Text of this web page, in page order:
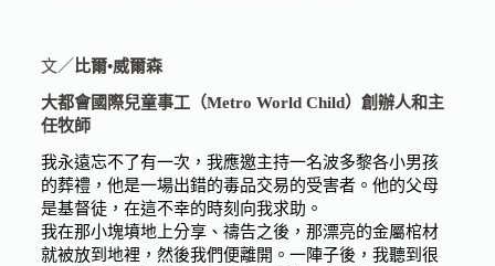
文／ 比爾•威爾森
大都會國際兒童事工（Metro World Child）創辦人和主
任牧師
我永遠忘不了有一次，我應邀主持一名波多黎各小男孩
的葬禮，他是一場出錯的毒品交易的受害者。他的父母
是基督徒，在這不幸的時刻向我求助。
我在那小塊墳地上分享、禱告之後，那漂亮的金屬棺材
就被放到地裡，然後我們便離開。一陣子後，我聽到很